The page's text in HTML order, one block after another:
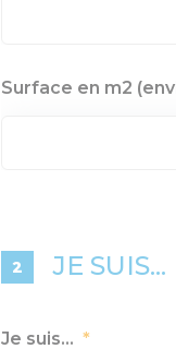
Surface en m2
JE SUIS...
Je suis... *